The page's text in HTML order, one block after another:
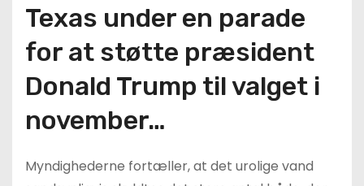
Texas under en parade
for at støtte præsident
Donald Trump til valget i
november…
Myndighederne fortæller, at det urolige vand